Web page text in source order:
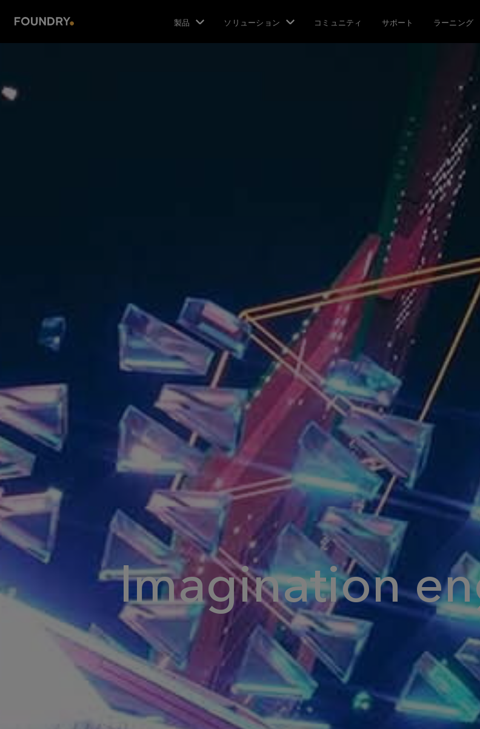
製品 ソリューション コミュニティ サポート ラーニング
Imagination